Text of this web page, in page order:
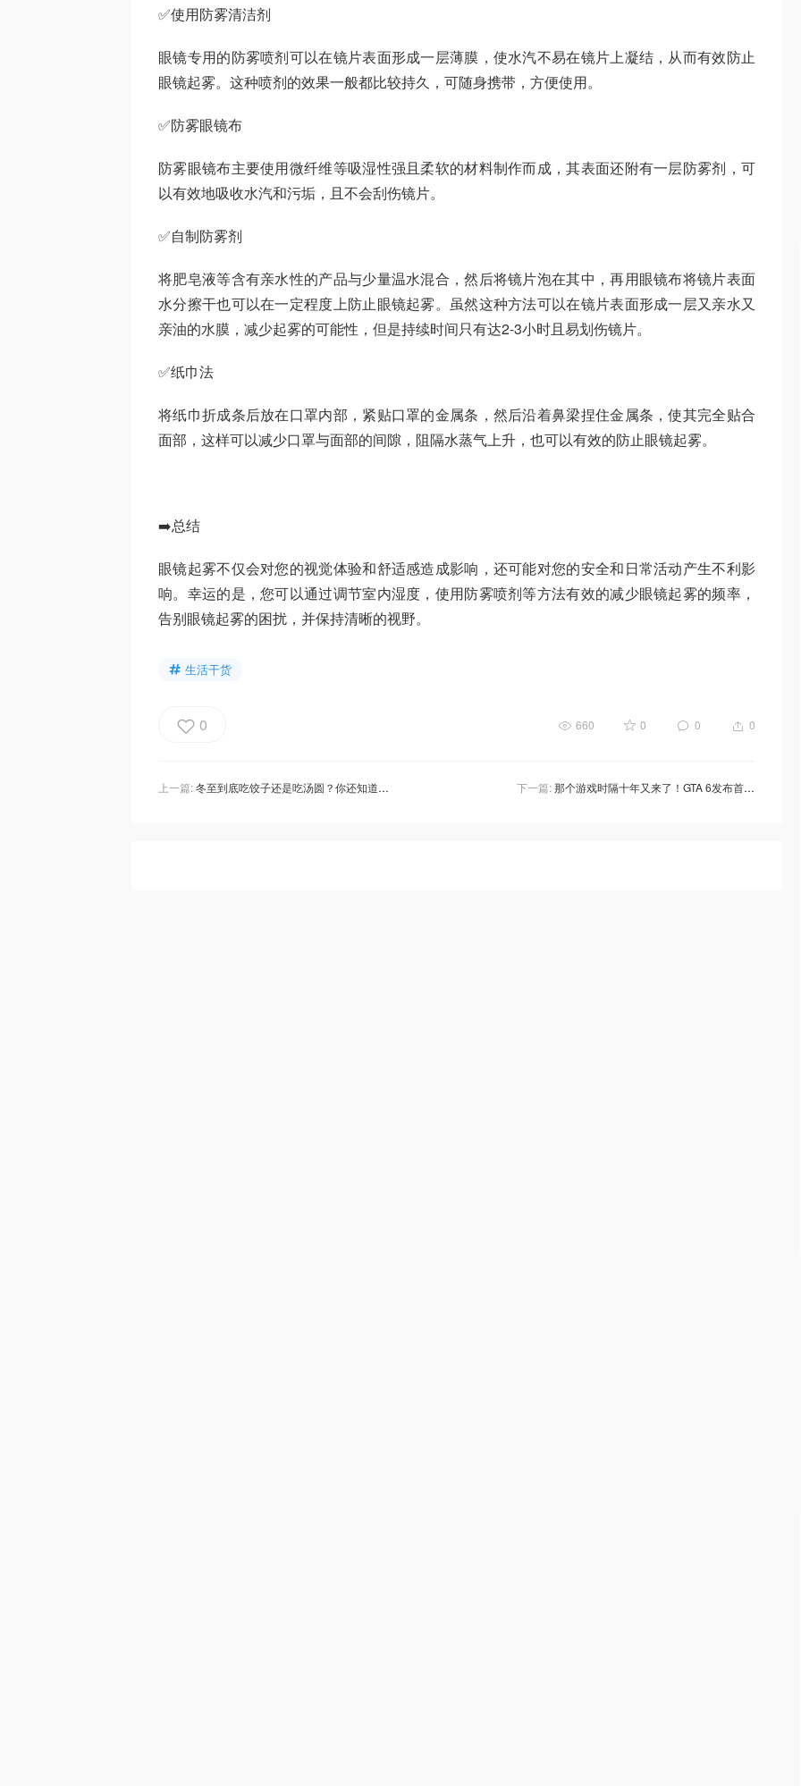
✅使用防雾清洁剂
眼镜专用的防雾喷剂可以在镜片表面形成一层薄膜，使水汽不易在镜片上凝结，从而有效防止
眼镜起雾。这种喷剂的效果一般都比较持久，可随身携带，方便使用。
✅防雾眼镜布
防雾眼镜布主要使用微纤维等吸湿性强且柔软的材料制作而成，其表面还附有一层防雾剂，可
以有效地吸收水汽和污垢，且不会刮伤镜片。
✅自制防雾剂
将肥皂液等含有亲水性的产品与少量温水混合，然后将镜片泡在其中，再用眼镜布将镜片表面
水分擦干也可以在一定程度上防止眼镜起雾。虽然这种方法可以在镜片表面形成一层又亲水又
亲油的水膜，减少起雾的可能性，但是持续时间只有达2-3小时且易划伤镜片。
✅纸巾法
将纸巾折成条后放在口罩内部，紧贴口罩的金属条，然后沿着鼻梁捏住金属条，使其完全贴合
面部，这样可以减少口罩与面部的间隙，阻隔水蒸气上升，也可以有效的防止眼镜起雾。
➡️总结
眼镜起雾不仅会对您的视觉体验和舒适感造成影响，还可能对您的安全和日常活动产生不利影
响。幸运的是，您可以通过调节室内湿度，使用防雾喷剂等方法有效的减少眼镜起雾的频率，
告别眼镜起雾的困扰，并保持清晰的视野。
生活干货
0 660 0 0 0
上一篇:冬至到底吃饺子还是吃汤圆？你还知道哪些南北方差异？ 下一篇:那个游戏时隔十年又来了！GTA 6发布首支预告片，预计2025发售！还是熟悉的感觉！